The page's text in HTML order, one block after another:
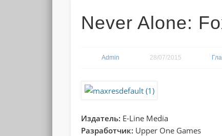
Never Alone:
Admin 28/07/2015
Издатель: E-Line Media
Разработчик: Upper One Games